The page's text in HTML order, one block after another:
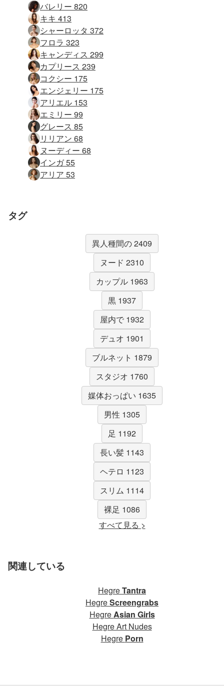
バレリー 820
キキ 413
シャーロッタ 372
フロラ 323
キャンディス 299
カプリース 239
コクシー 175
エンジェリー 175
アリエル 153
エミリー 99
グレース 85
リリアン 68
ヌーディー 68
インガ 55
アリア 53
タグ
異人種間の 2409
ヌード 2310
カップル 1963
黒 1937
屋内で 1932
デュオ 1901
ブルネット 1879
スタジオ 1760
媒体おっぱい 1635
男性 1305
足 1192
長い髪 1143
ヘテロ 1123
スリム 1114
裸足 1086
すべて見る >
関連している
HegreTantra
HegreScreengrabs
HegreAsian Girls
Hegre Art Nudes
Hegre Porn